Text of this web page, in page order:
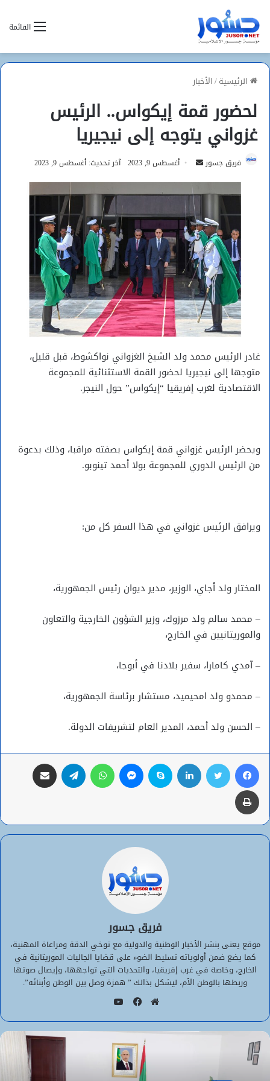
القائمة
الرئيسية/الأخبار
لحضور قمة إيكواس.. الرئيس
غزواني يتوجه إلى نيجيريا
فريق جسور
أرسل
إلكترونيا
أغسطس 9, 2023 آخر تحديث: أغسطس 9, 2023
غادر الرئيس محمد ولد الشيخ الغزواني نواكشوط، قبل قليل،
متوجها إلى نيجيريا لحضور القمة الاستثنائية للمجموعة
الاقتصادية لغرب إفريقيا “إيكواس” حول النيجر.
ويحضر الرئيس غزواني قمة إيكواس بصفته مراقبا، وذلك بدعوة
من الرئيس الدوري للمجموعة بولا أحمد تينوبو.
ويرافق الرئيس غزواني في هذا السفر كل من:
المختار ولد أجاي، الوزير، مدير ديوان رئيس الجمهورية،
– محمد سالم ولد مرزوك، وزير الشؤون الخارجية والتعاون
والموريتانيين في الخارج،
– آمدي كامارا، سفير بلادنا في أبوجا،
– محمدو ولد امحيميد، مستشار برئاسة الجمهورية،
– الحسن ولد أحمد، المدير العام لتشريفات الدولة.
فيسبوك تويتر لينكدإن سكايب ماسنجر واتساب تيلقرام
طباعة
فريق جسور
موقع يعنى بنشر الأخبار الوطنية والدولية مع توخي الدقة ومراعاة المهنية،
كما يضع ضمن أولوياته تسليط الضوء على قضايا الجاليات الموريتانية في
الخارج، وخاصة في غرب إفريقيا، والتحديات التي تواجهها، وإيصال صوتها
وربطها بالوطن الأم، ليشكل بذالك ” همزة وصل بين الوطن وأبنائه”.
الويب